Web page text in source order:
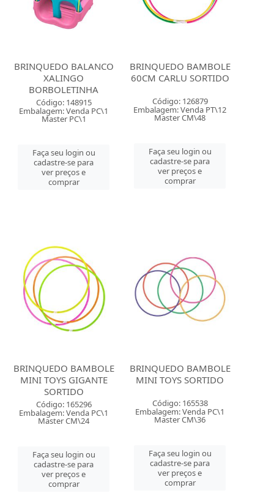
BRINQUEDO BALANCO
XALINGO
BORBOLETINHA
Código: 148915
Embalagem: Venda PC\1
Master PC\1
Faça seu login ou
cadastre-se para
ver preços e
comprar
BRINQUEDO BAMBOLE
60CM CARLU SORTIDO
Código: 126879
Embalagem: Venda PT\12
Master CM\48
Faça seu login ou
cadastre-se para
ver preços e
comprar
BRINQUEDO BAMBOLE
MINI TOYS GIGANTE
SORTIDO
Código: 165296
Embalagem: Venda PC\1
Master CM\24
Faça seu login ou
cadastre-se para
ver preços e
comprar
BRINQUEDO BAMBOLE
MINI TOYS SORTIDO
Código: 165538
Embalagem: Venda PC\1
Master CM\36
Faça seu login ou
cadastre-se para
ver preços e
comprar